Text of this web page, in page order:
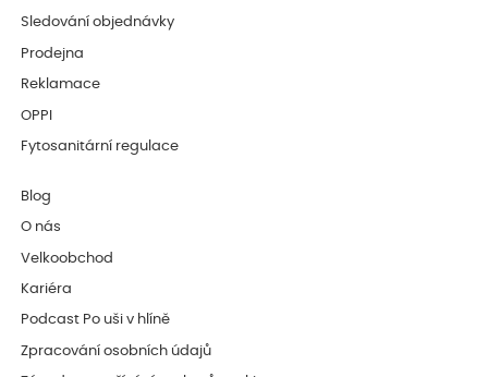
Sledování objednávky
Prodejna
Reklamace
OPPI
Fytosanitární regulace
Blog
O nás
Velkoobchod
Kariéra
Podcast Po uši v hlíně
Zpracování osobních údajů